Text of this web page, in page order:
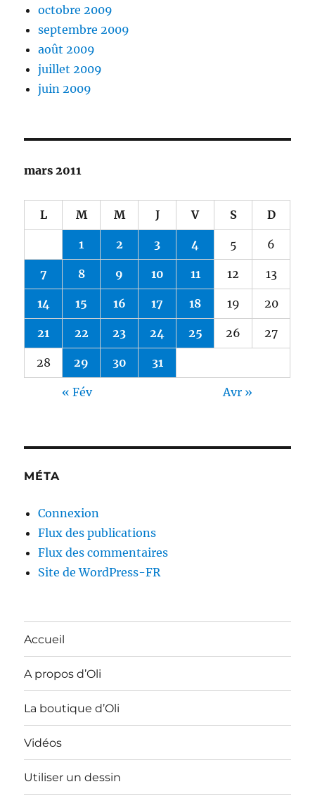
octobre 2009
septembre 2009
août 2009
juillet 2009
juin 2009
mars 2011
L M M J V S D
1 2 3 4 5 6
7 8 9 10 11 12 13
14 15 16 17 18 19 20
21 22 23 24 25 26 27
28 29 30 31
« Fév Avr »
MÉTA
Connexion
Flux des publications
Flux des commentaires
Site de WordPress-FR
Accueil
A propos d’Oli
La boutique d’Oli
Vidéos
Utiliser un dessin